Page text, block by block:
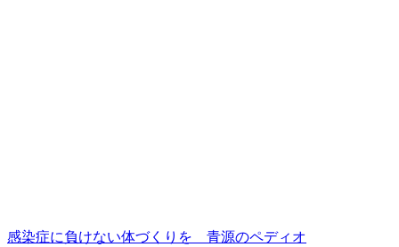
感染症に負けない体づくりを 青源のペディオ